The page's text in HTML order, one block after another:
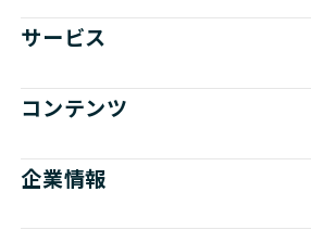
サービス
コンテンツ
企業情報